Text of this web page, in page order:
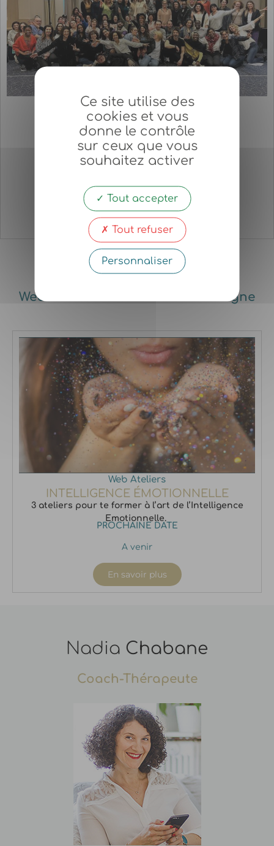
Séminaire NIVEAU 3
MANIFESTER SES RÊVES
Une journée pour changer ta vie !
PROCHAINE DATE
De 9h à 20h
En savoir plus
Web Ateliers intéractifs 100% en ligne
Web Ateliers
INTELLIGENCE ÉMOTIONNELLE
3 ateliers pour te former à l’art de l’Intelligence
Emotionnelle.
PROCHAINE DATE
A venir
En savoir plus
Nadia Chabane
Coach-Thérapeute
Ce site utilise des
cookies et vous
donne le contrôle
sur ceux que vous
souhaitez activer
Tout accepter
Tout refuser
Personnaliser